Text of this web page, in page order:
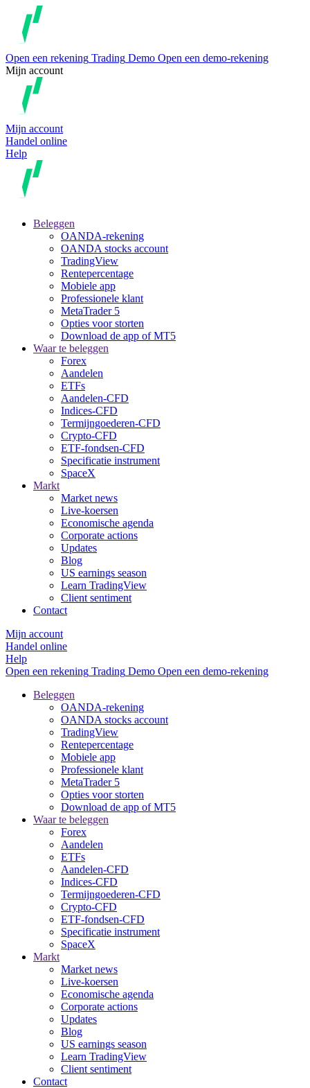
Open een rekening Trading Demo Open een demo-rekening
Mijn account
Mijn account
Handel online
Help
Beleggen
OANDA-rekening
OANDA stocks account
TradingView
Rentepercentage
Mobiele app
Professionele klant
MetaTrader 5
Opties voor storten
Download de app of MT5
Waar te beleggen
Forex
Aandelen
ETFs
Aandelen-CFD
Indices-CFD
Termijngoederen-CFD
Crypto-CFD
ETF-fondsen-CFD
Specificatie instrument
SpaceX
Markt
Market news
Live-koersen
Economische agenda
Corporate actions
Updates
Blog
US earnings season
Learn TradingView
Client sentiment
Contact
Mijn account
Handel online
Help
Open een rekening Trading Demo Open een demo-rekening
Beleggen
OANDA-rekening
OANDA stocks account
TradingView
Rentepercentage
Mobiele app
Professionele klant
MetaTrader 5
Opties voor storten
Download de app of MT5
Waar te beleggen
Forex
Aandelen
ETFs
Aandelen-CFD
Indices-CFD
Termijngoederen-CFD
Crypto-CFD
ETF-fondsen-CFD
Specificatie instrument
SpaceX
Markt
Market news
Live-koersen
Economische agenda
Corporate actions
Updates
Blog
US earnings season
Learn TradingView
Client sentiment
Contact